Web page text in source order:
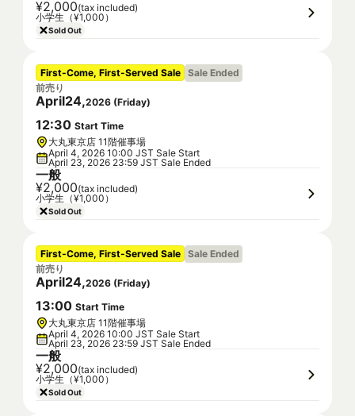
¥2,000(tax included)
小学生（¥1,000）
Sold Out
First-Come, First-Served Sale Sale Ended
前売り
April24,2026 (Friday)
12:30 Start Time
大丸東京店 11階催事場
April 4, 2026 10:00 JST Sale Start
April 23, 2026 23:59 JST Sale Ended
一般
¥2,000(tax included)
小学生（¥1,000）
Sold Out
First-Come, First-Served Sale Sale Ended
前売り
April24,2026 (Friday)
13:00 Start Time
大丸東京店 11階催事場
April 4, 2026 10:00 JST Sale Start
April 23, 2026 23:59 JST Sale Ended
一般
¥2,000(tax included)
小学生（¥1,000）
Sold Out